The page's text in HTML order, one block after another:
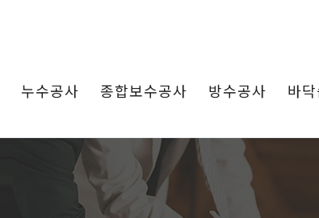
누수공사 종합보수공사 방수공사 바